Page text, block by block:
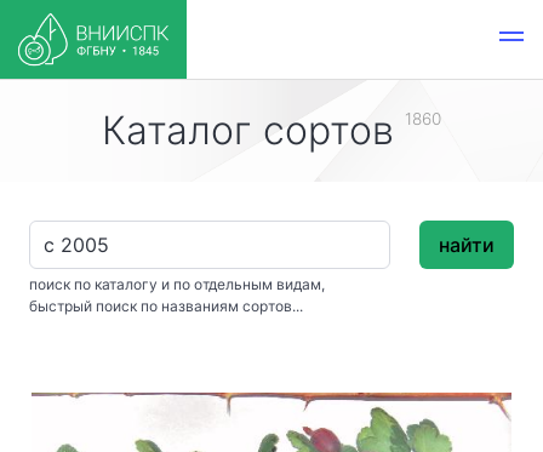
Каталог сортов 1860
поиск по каталогу и по отдельным видам,
быстрый поиск по названиям сортов...
найти